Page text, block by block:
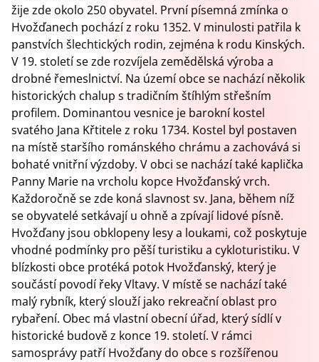
žije zde okolo 250 obyvatel. První písemná zmínka o
Hvožďanech pochází z roku 1352. V minulosti patřila k
panstvích šlechtických rodin, zejména k rodu Kinských.
V 19. století se zde rozvíjela zemědělská výroba a
drobné řemeslnictví. Na území obce se nachází několik
historických chalup s tradičním štíhlým střešním
profilem. Dominantou vesnice je barokní kostel
svatého Jana Křtitele z roku 1734. Kostel byl postaven
na místě staršího románského chrámu a zachovává si
bohaté vnitřní výzdoby. V obci se nachází také kaplička
Panny Marie na vrcholu kopce Hvožďanský vrch.
Každoročně se zde koná slavnost sv. Jana, během níž
se obyvatelé setkávají u ohně a zpívají lidové písně.
Hvožďany jsou obklopeny lesy a loukami, což poskytuje
vhodné podmínky pro pěší turistiku a cykloturistiku. V
blízkosti obce protéká potok Hvožďanský, který je
součástí povodí řeky Vltavy. V místě se nachází také
malý rybník, který slouží jako rekreační oblast pro
rybaření. Obec má vlastní obecní úřad, který sídlí v
historické budově z konce 19. století. V rámci
samosprávy patří Hvožďany do obce s rozšířenou